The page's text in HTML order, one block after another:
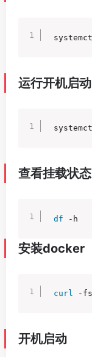
运行开机启动
查看挂载状态
df -h
安装docker
curl -
开机启动